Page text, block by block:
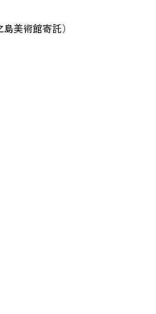
美術館寄託）